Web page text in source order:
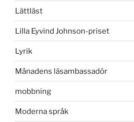
Lättläst
Lilla Eyvind Johnson-priset
Lyrik
Månadens läsambassadör
mobbning
Moderna språk